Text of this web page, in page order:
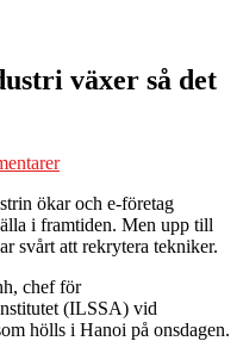
växer så det
ökar och e-företag
i framtiden. Men upp till
svårt att rekrytera tekniker.
chef för
(ILSSA) vid
hölls i Hanoi på onsdagen.